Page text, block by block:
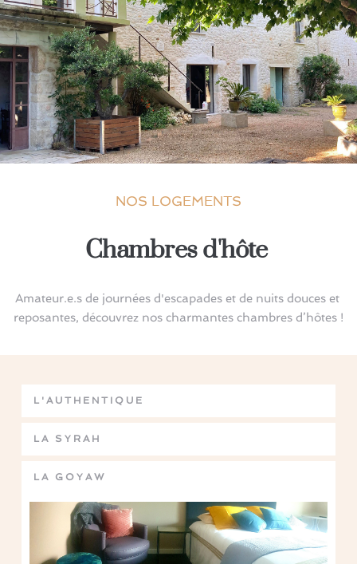
NOS LOGEMENTS
Chambres d'hôte
Amateur.e.s de journées d'escapades et de nuits douces et
reposantes, découvrez nos charmantes chambres d’hôtes !
L'AUTHENTIQUE
LA SYRAH
LA GOYAW